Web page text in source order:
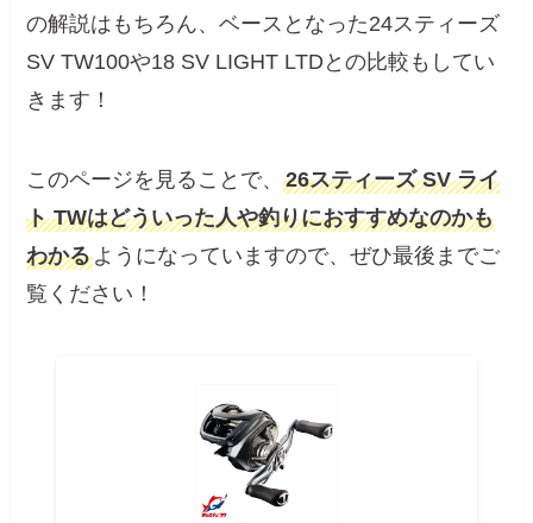
の解説はもちろん、ベースとなった24スティーズ
SV TW100や18 SV LIGHT LTDとの比較もしてい
きます！
このページを見ることで、26スティーズ SV ライ
ト TWはどういった人や釣りにおすすめなのかも
わかるようになっていますので、ぜひ最後までご
覧ください！